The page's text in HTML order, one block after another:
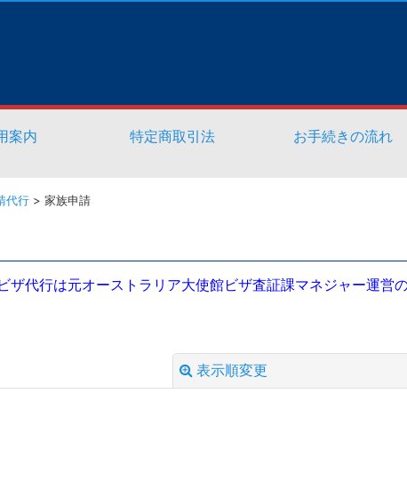
案内 特定商取引法 お手続きの流れ
代行 > 家族申請
代行は元オーストラリア大使館ビザ査証課マネジャー運営
表示順変更